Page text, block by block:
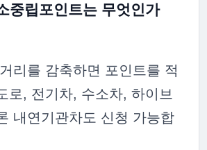
중립포인트는 무엇인가
리를 감축하면 포인트를 적
로, 전기차, 수소차, 하이브
내연기관차도 신청 가능합